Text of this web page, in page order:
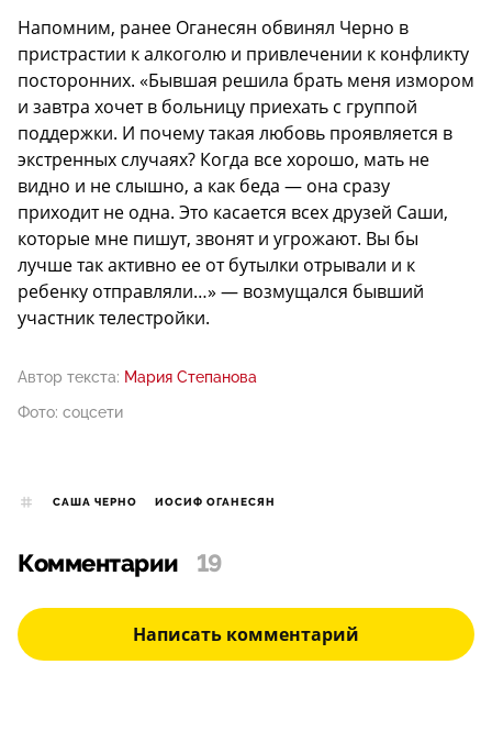
Напомним, ранее Оганесян обвинял Черно в
пристрастии к алкоголю и привлечении к конфликту
посторонних. «Бывшая решила брать меня измором
и завтра хочет в больницу приехать с группой
поддержки. И почему такая любовь проявляется в
экстренных случаях? Когда все хорошо, мать не
видно и не слышно, а как беда — она сразу
приходит не одна. Это касается всех друзей Саши,
которые мне пишут, звонят и угрожают. Вы бы
лучше так активно ее от бутылки отрывали и к
ребенку отправляли…» — возмущался бывший
участник телестройки.
Автор текста: Мария Степанова
Фото: соцсети
САША ЧЕРНО ИОСИФ ОГАНЕСЯН
Комментарии 19
Написать комментарий